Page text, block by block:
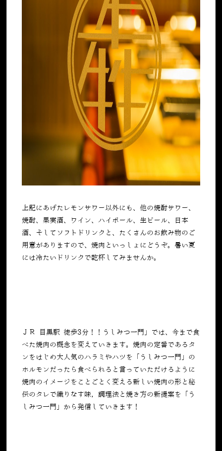
上記にあげたレモンサワー以外にも、他の焼酎サワー、
焼酎、果実酒、ワイン、ハイボール、生ビール、日本
酒、そしてソフトドリンクと、たくさんのお飲み物のご
用意がありますので、焼肉といっしょにどうぞ。暑い夏
には冷たいドリンクで乾杯してみませんか。
ＪＲ 目黒駅 徒歩3分！！うしみつ一門」では、今まで食
べた焼肉の概念を変えていきます。焼肉の定番であるタ
ンをはじめ大人気のハラミやハツを「うしみつ一門」の
ホルモンだったら食べられると言っていただけるように
焼肉のイメージをことごとく変える新しい焼肉の形と秘
伝のタレで織りなす味，調理法と焼き方の新提案を「う
しみつ一門」から発信していきます！